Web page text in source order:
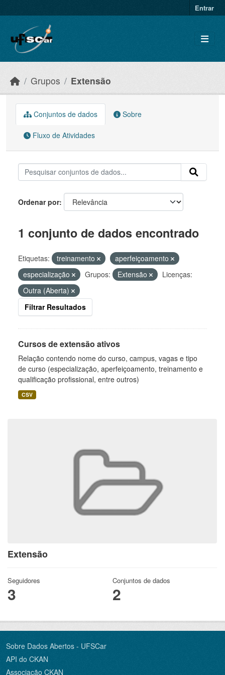
Entrar
Grupos Extensão
Extensão
Seguidores
3
Conjuntos de dados
2
Conjuntos de dados Sobre
Fluxo de Atividades
Ordenar por
1 conjunto de dados encontrado
Etiquetas: treinamento
aperfeiçoamento
especialização
Grupos: Extensão
Licenças:
Outra (Aberta)
Filtrar Resultados
Cursos de extensão ativos
Relação contendo nome do curso, campus, vagas e tipo
de curso (especialização, aperfeiçoamento, treinamento e
qualificação profissional, entre outros)
CSV
Sobre Dados Abertos - UFSCar
API do CKAN
Associação CKAN